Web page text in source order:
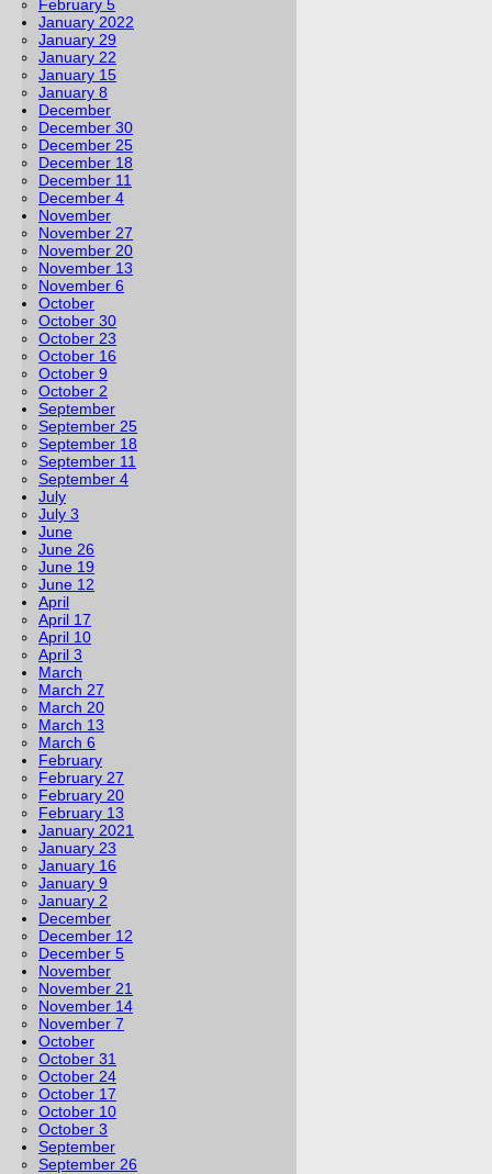
February 5
January 2022
January 29
January 22
January 15
January 8
December
December 30
December 25
December 18
December 11
December 4
November
November 27
November 20
November 13
November 6
October
October 30
October 23
October 16
October 9
October 2
September
September 25
September 18
September 11
September 4
July
July 3
June
June 26
June 19
June 12
April
April 17
April 10
April 3
March
March 27
March 20
March 13
March 6
February
February 27
February 20
February 13
January 2021
January 23
January 16
January 9
January 2
December
December 12
December 5
November
November 21
November 14
November 7
October
October 31
October 24
October 17
October 10
October 3
September
September 26